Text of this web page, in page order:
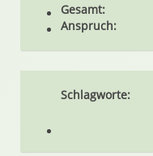
Gesamt:
Anspruch:
Schlagworte: